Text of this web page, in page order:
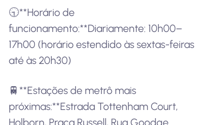
🕤**Horário de
funcionamento:**Diariamente: 10h00–
17h00 (horário estendido às sextas-feiras
até às 20h30)
🚆**Estações de metrô mais
próximas:**Estrada Tottenham Court,
Holborn, Praça Russell, Rua Goodge